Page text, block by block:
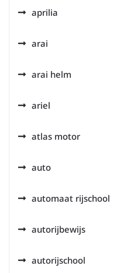
aprilia
arai
arai helm
ariel
atlas motor
auto
automaat rijschool
autorijbewijs
autorijschool